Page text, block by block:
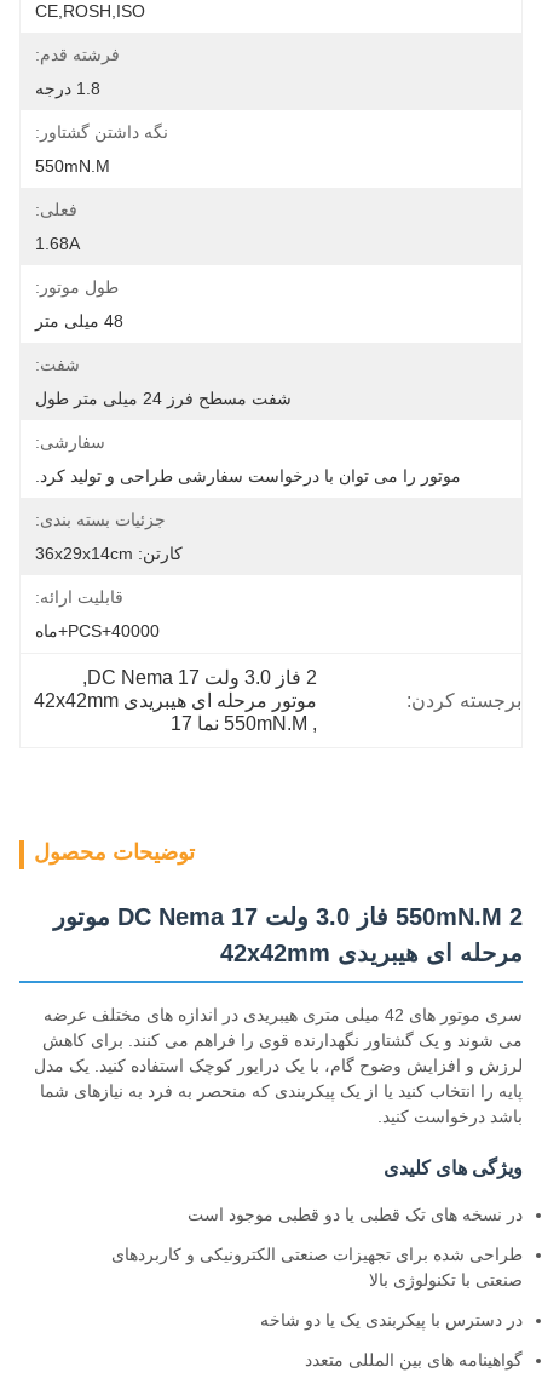
CE,ROSH,ISO
فرشته قدم:
1.8 درجه
نگه داشتن گشتاور:
550mN.m
فعلی:
1.68A
طول موتور:
48 میلی متر
شفت:
شفت مسطح فرز 24 میلی متر طول
سفارشی:
موتور را می توان با درخواست سفارشی طراحی و تولید کرد.
جزئیات بسته بندی:
کارتن: 36x29x14cm
قابلیت ارائه:
40000+PCS+ماه
برجسته کردن:
2 فاز 3.0 ولت DC Nema 17
,
موتور مرحله ای هیبریدی 42x42mm
, 550mN.M نما 17
توضیحات محصول
550mN.M 2 فاز 3.0 ولت DC Nema 17 موتور
مرحله ای هیبریدی 42x42mm
سری موتور های 42 میلی متری هیبریدی در اندازه های مختلف عرضه
می شوند و یک گشتاور نگهدارنده قوی را فراهم می کنند. برای کاهش
لرزش و افزایش وضوح گام، با یک درایور کوچک استفاده کنید. یک مدل
پایه را انتخاب کنید یا از یک پیکربندی که منحصر به فرد به نیازهای شما
باشد درخواست کنید.
ویژگی های کلیدی
در نسخه های تک قطبی یا دو قطبی موجود است
طراحی شده برای تجهیزات صنعتی الکترونیکی و کاربردهای
صنعتی با تکنولوژی بالا
در دسترس با پیکربندی یک یا دو شاخه
گواهینامه های بین المللی متعدد